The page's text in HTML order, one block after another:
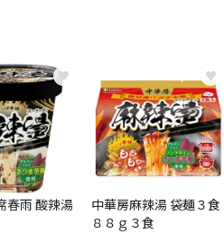
♥
春雨 酸辣湯
♥
中華房麻辣湯 袋麺３食
８８ｇ３食